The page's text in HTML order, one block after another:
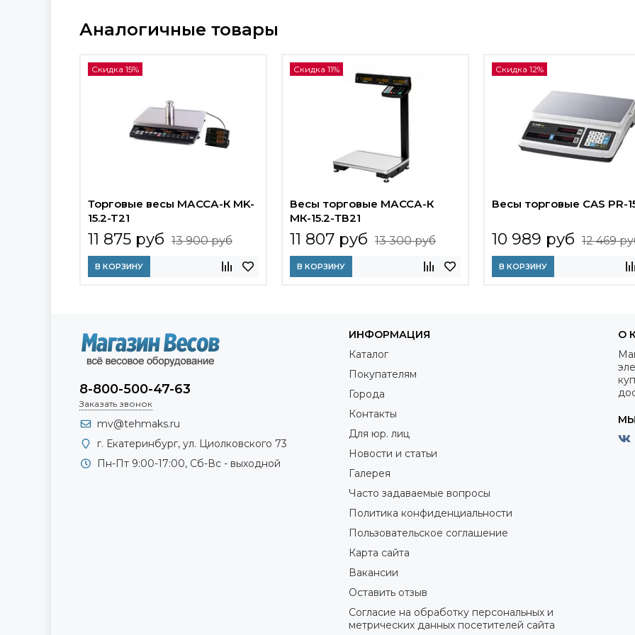
Аналогичные товары
Скидка 15%
Торговые весы МАССА-К MK-
15.2-T21
11 875 руб 13 900 руб
В КОРЗИНУ
Скидка 11%
Весы торговые МАССА-К
МК-15.2-ТВ21
11 807 руб 13 300 руб
В КОРЗИНУ
Скидка 12%
Весы торговые CAS PR-
10 989 руб 12 469
В КОРЗИНУ
8-800-500-47-63
Заказать звонок
mv@tehmaks.ru
г. Екатеринбург, ул. Циолковского 73
Пн-Пт 9:00-17:00, Сб-Вс - выходной
ИНФОРМАЦИЯ
Каталог
Покупателям
Города
Контакты
Для юр. лиц
Новости и статьи
Галерея
Часто задаваемые вопросы
Политика конфиденциальности
Пользовательское соглашение
Карта сайта
Вакансии
Оставить отзыв
Согласие на обработку персональных и
метрических данных посетителей сайта
О